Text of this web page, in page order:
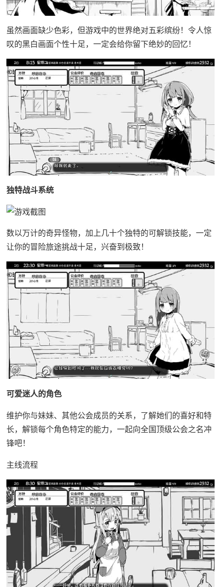
虽然画面缺少色彩，但游戏中的世界绝对五彩缤纷！令人惊
叹的黑白画面个性十足，一定会给你留下绝妙的回忆！
独特战斗系统
数以万计的奇异怪物，加上几十个独特的可解锁技能，一定
让你的冒险旅途挑战十足，兴奋到极致！
可爱迷人的角色
维护你与妹妹、其他公会成员的关系，了解她们的喜好和特
长，解锁每个角色特定的能力，一起向全国顶级公会之名冲
锋吧！
主线流程